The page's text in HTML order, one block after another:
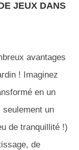
JEUX DANS
avantages
! Imaginez
en un
un
de tranquillité !)
de